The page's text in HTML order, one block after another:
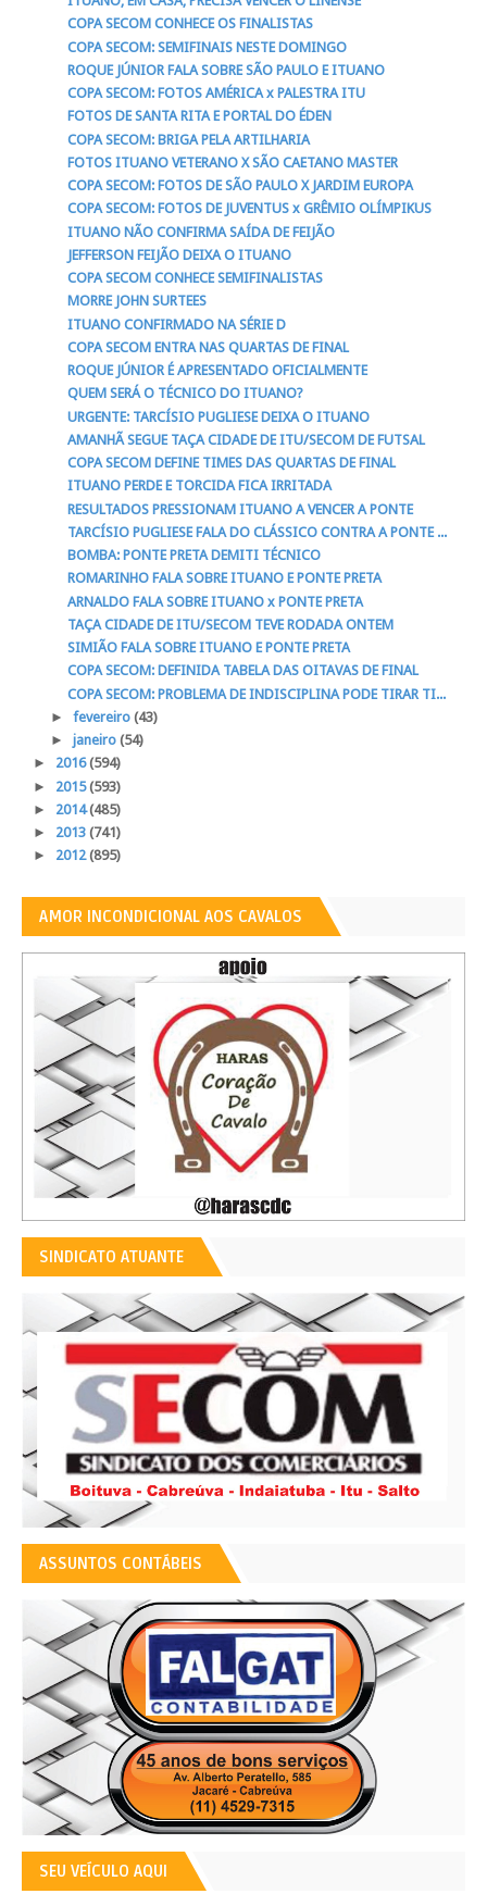
COPA SECOM CONHECE OS FINALISTAS
COPA SECOM: SEMIFINAIS NESTE DOMINGO
ROQUE JÚNIOR FALA SOBRE SÃO PAULO E ITUANO
COPA SECOM: FOTOS AMÉRICA x PALESTRA ITU
FOTOS DE SANTA RITA E PORTAL DO ÉDEN
COPA SECOM: BRIGA PELA ARTILHARIA
FOTOS ITUANO VETERANO X SÃO CAETANO MASTER
COPA SECOM: FOTOS DE SÃO PAULO X JARDIM EUROPA
COPA SECOM: FOTOS DE JUVENTUS x GRÊMIO OLÍMPIKUS
ITUANO NÃO CONFIRMA SAÍDA DE FEIJÃO
JEFFERSON FEIJÃO DEIXA O ITUANO
COPA SECOM CONHECE SEMIFINALISTAS
MORRE JOHN SURTEES
ITUANO CONFIRMADO NA SÉRIE D
COPA SECOM ENTRA NAS QUARTAS DE FINAL
ROQUE JÚNIOR É APRESENTADO OFICIALMENTE
QUEM SERÁ O TÉCNICO DO ITUANO?
URGENTE: TARCÍSIO PUGLIESE DEIXA O ITUANO
AMANHÃ SEGUE TAÇA CIDADE DE ITU/SECOM DE FUTSAL
COPA SECOM DEFINE TIMES DAS QUARTAS DE FINAL
ITUANO PERDE E TORCIDA FICA IRRITADA
RESULTADOS PRESSIONAM ITUANO A VENCER A PONTE
TARCÍSIO PUGLIESE FALA DO CLÁSSICO CONTRA A PONTE ...
BOMBA: PONTE PRETA DEMITI TÉCNICO
ROMARINHO FALA SOBRE ITUANO E PONTE PRETA
ARNALDO FALA SOBRE ITUANO x PONTE PRETA
TAÇA CIDADE DE ITU/SECOM TEVE RODADA ONTEM
SIMIÃO FALA SOBRE ITUANO E PONTE PRETA
COPA SECOM: DEFINIDA TABELA DAS OITAVAS DE FINAL
COPA SECOM: PROBLEMA DE INDISCIPLINA PODE TIRAR TI...
► fevereiro (43)
► janeiro (54)
► 2016(594)
► 2015(593)
► 2014(485)
► 2013 (741)
► 2012(895)
AMOR INCONDICIONAL AOS CAVALOS
SINDICATO ATUANTE
ASSUNTOS CONTÁBEIS
SEU VEÍCULO AQUI